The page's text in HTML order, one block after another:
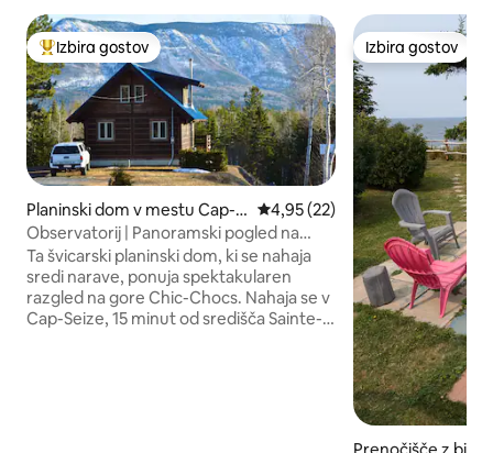
Najbolj priljubljena prenočišča z značko »Izbira gostov«
Izbira gostov
Planinski dom v mestu Cap-a
u-Renard
Povprečna ocena: 4,95 od 5,
4,95 (22)
Observatorij | Panoramski pogled na
Chics-Chocs
Ta švicarski planinski dom, ki se nahaja
sredi narave, ponuja spektakularen
razgled na gore Chic-Chocs. Nahaja se v
Cap-Seize, 15 minut od središča Sainte-
Izbira gostov
Izbira gostov
Prenočišče z